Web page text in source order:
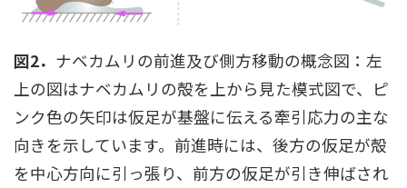
図2． ナベカムリの前進及び側方移動の概念図：左
上の図はナベカムリの殻を上から見た模式図で、ピ
ンク色の矢印は仮足が基盤に伝える牽引応力の主な
向きを示しています。前進時には、後方の仮足が殻
を中心方向に引っ張り、前方の仮足が引き伸ばされ